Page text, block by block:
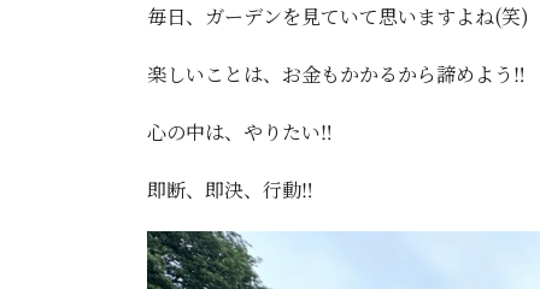
毎日、ガーデンを見ていて思いますよね(笑)
楽しいことは、お金もかかるから諦めよう‼️
心の中は、やりたい‼️
即断、即決、行動‼️